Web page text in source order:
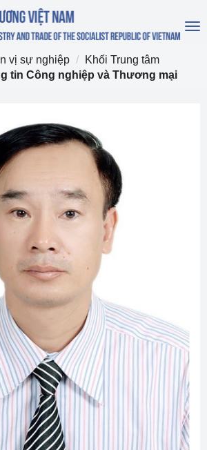
vị sự nghiệp
Khối Trung tâm
tin Công nghiệp và Thương mại